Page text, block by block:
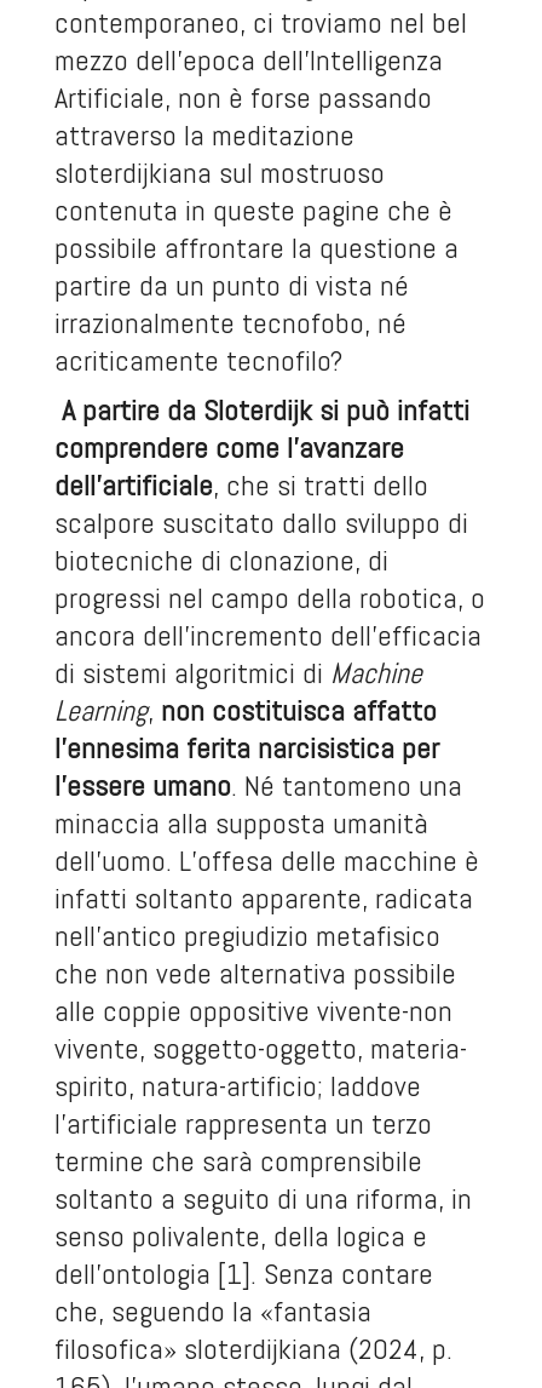
contemporaneo, ci troviamo nel bel
mezzo dell’epoca dell’Intelligenza
Artificiale, non è forse passando
attraverso la meditazione
sloterdijkiana sul mostruoso
contenuta in queste pagine che è
possibile affrontare la questione a
partire da un punto di vista né
irrazionalmente tecnofobo, né
acriticamente tecnofilo?
A partire da Sloterdijk si può infatti
comprendere come l’avanzare
dell’artificiale, che si tratti dello
scalpore suscitato dallo sviluppo di
biotecniche di clonazione, di
progressi nel campo della robotica, o
ancora dell’incremento dell’efficacia
di sistemi algoritmici di Machine
Learning, non costituisca affatto
l’ennesima ferita narcisistica per
l’essere umano. Né tantomeno una
minaccia alla supposta umanità
dell’uomo. L’offesa delle macchine è
infatti soltanto apparente, radicata
nell’antico pregiudizio metafisico
che non vede alternativa possibile
alle coppie oppositive vivente-non
vivente, soggetto-oggetto, materia-
spirito, natura-artificio; laddove
l’artificiale rappresenta un terzo
termine che sarà comprensibile
soltanto a seguito di una riforma, in
senso polivalente, della logica e
dell’ontologia [1]. Senza contare
che, seguendo la «fantasia
filosofica» sloterdijkiana (2024, p.